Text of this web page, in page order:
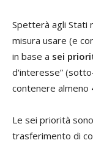
Spetterà agli Stati
misura usare (e
in base a sei
d'interesse”
contenere almeno
Le sei priorità
trasferimento di